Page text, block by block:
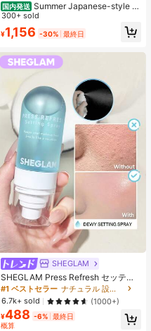
国内発送 Summer Japanese-style c
ute girl look, Sanrio Hello Kitty simp
le pattern print, pure cotton sweet-
style T-shirt
300+ sold
¥1,156 -30% 最終日
SHEGLAM
SHEGLAM Press Refresh セッティ
ングスプレー 女性と女の子のための
ブランドビューティーコスメメイク
アップ
#1 ベストセラー
ナチュラル 設定スプレー
6.7k+ sold
(1000+)
¥488 -6% 最終日
概算